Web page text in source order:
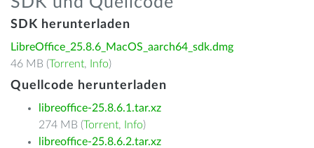
SDK herunterladen
LibreOffice_25.8.6_MacOS_aarch64_sdk.dmg
46 MB (Torrent, Info)
Quellcode herunterladen
libreoffice-25.8.6.1.tar.xz
274 MB (Torrent, Info)
libreoffice-25.8.6.2.tar.xz